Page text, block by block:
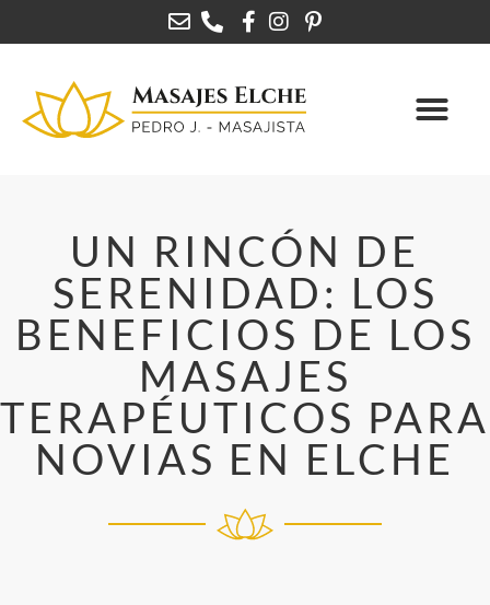
UN RINCÓN DE
SERENIDAD: LOS
BENEFICIOS DE LOS
MASAJES
TERAPÉUTICOS PARA
NOVIAS EN ELCHE